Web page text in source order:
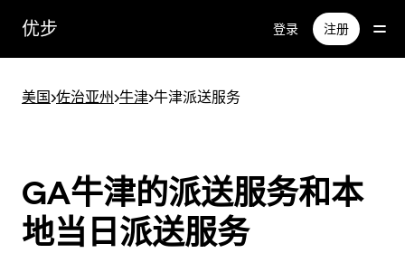
优步 登录 注册
美国>佐治亚州>牛津>牛津派送服务
GA牛津的派送服务和本
地当日派送服务